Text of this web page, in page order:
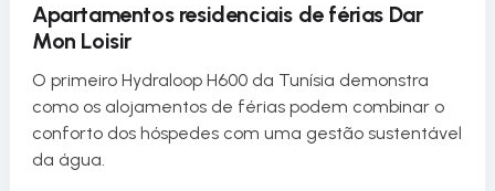
Apartamentos residenciais de férias Dar
Mon Loisir
O primeiro Hydraloop H600 da Tunísia demonstra
como os alojamentos de férias podem combinar o
conforto dos hóspedes com uma gestão sustentável
da água.